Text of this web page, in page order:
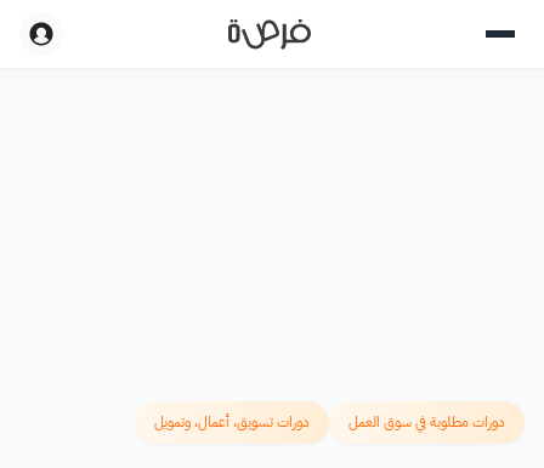
دورات مطلوبة في سوق العمل دورات تسويق، أعمال، وتمويل